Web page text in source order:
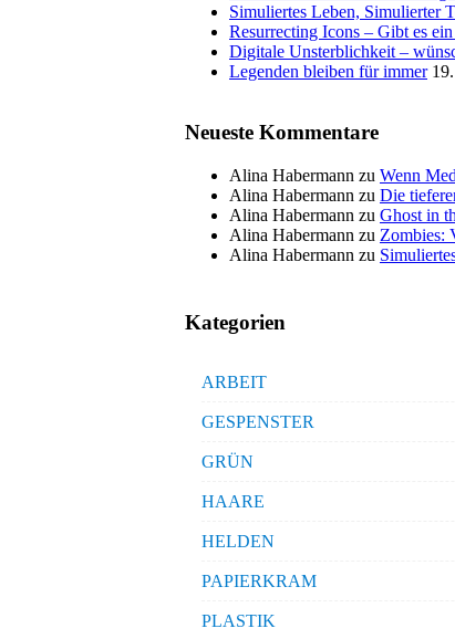
Simuliertes Leben, Simulierter
Resurrecting Icons – Gibt es
Digitale Unsterblichkeit –
Legenden bleiben für immer
Neueste Kommentare
Alina Habermann zu Wenn
Alina Habermann zu Die
Alina Habermann zu Ghost in
Alina Habermann zu Zombies:
Alina Habermann zu
Kategorien
ARBEIT
GESPENSTER
GRÜN
HAARE
HELDEN
PAPIERKRAM
PLASTIK